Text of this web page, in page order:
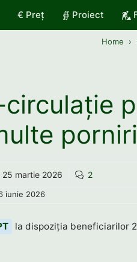
€ Preț ∯ Proiect
Home
25 martie 2026 2
iunie 2026
la dispoziția beneficiarilor